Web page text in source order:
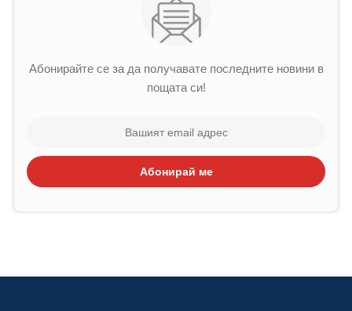
Абонирайте се за да получавате последните новини в
пощата си!
Абонирай ме